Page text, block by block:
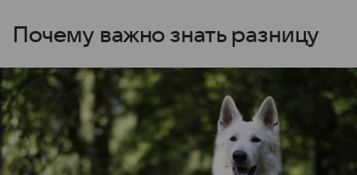
Почему важно знать разницу